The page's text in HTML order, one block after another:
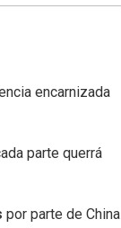
encarnizada
parte querrá
por parte de China